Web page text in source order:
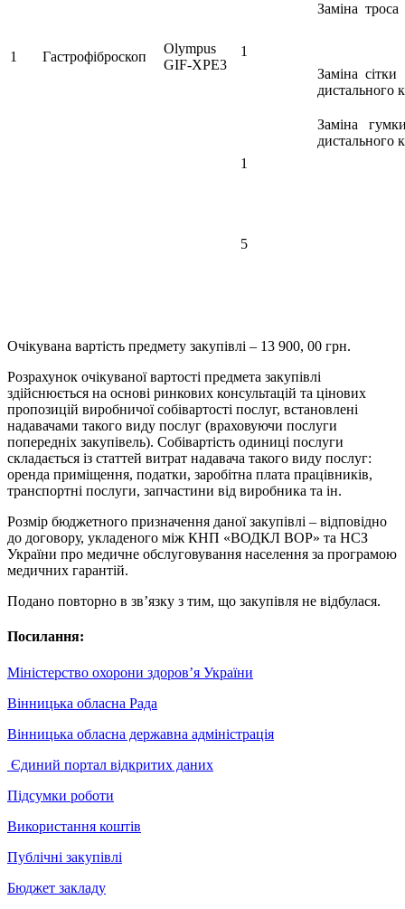
1 Гастрофіброскоп
Оlympus
GIF-XPE3
Заміна троса
1
Заміна сітки
дистального
1
Заміна
дистального
5
Очікувана вартість предмету закупівлі – 13 900, 00 грн.
Розрахунок очікуваної вартості предмета закупівлі
здійснюється на основі ринкових консультацій та цінових
пропозицій виробничої собівартості послуг, встановлені
надавачами такого виду послуг (враховуючи послуги
попередніх закупівель). Собівартість одиниці послуги
складається із статтей витрат надавача такого виду послуг:
оренда приміщення, податки, заробітна плата працівників,
транспортні послуги, запчастини від виробника та ін.
Розмір бюджетного призначення даної закупівлі – відповідно
до договору, укладеного між КНП «ВОДКЛ ВОР» та НСЗ
України про медичне обслуговування населення за програмою
медичних гарантій.
Подано повторно в зв’язку з тим, що закупівля не відбулася.
Посилання:
Міністерство охорони здоров’я України
Вінницька обласна Рада
Вінницька обласна державна адміністрація
Єдиний портал відкритих даних
Підсумки роботи
Використання коштів
Публічні закупівлі
Бюджет закладу